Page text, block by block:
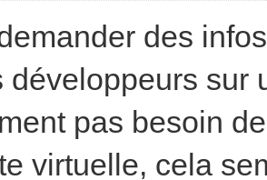
des
développeurs sur
pas besoin
virtuelle, cela